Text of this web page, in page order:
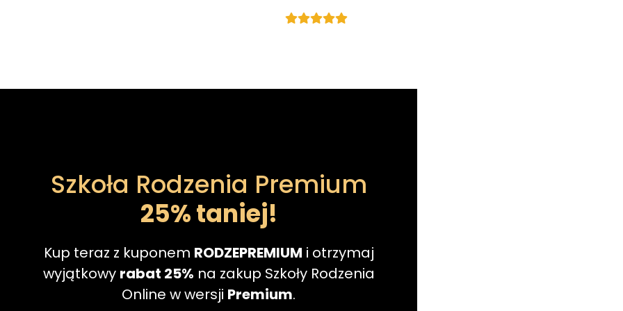
Szkoła Rodzenia Premium
25% taniej!
Kup teraz z kuponem RODZEPREMIUM i otrzymaj
wyjątkowy rabat 25% na zakup Szkoły Rodzenia
Online w wersji Premium.